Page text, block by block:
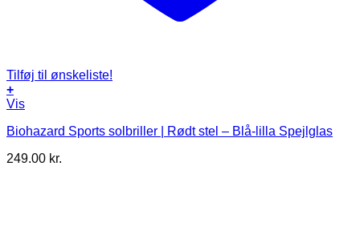
Tilføj til ønskeliste!
+
Vis
Biohazard Sports solbriller | Rødt stel – Blå-lilla Spejlglas
249.00 kr.